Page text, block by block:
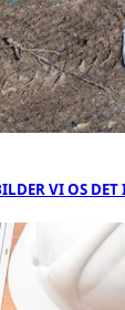
VI OS DET